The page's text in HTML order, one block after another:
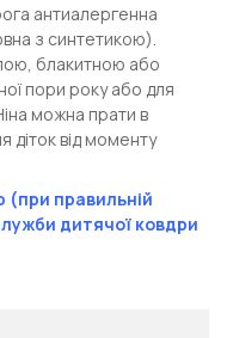
антиалергенна
з синтетикою).
блакитною або
пори року або для
можна прати в
діток від моменту
(при правильній
дитячої ковдри